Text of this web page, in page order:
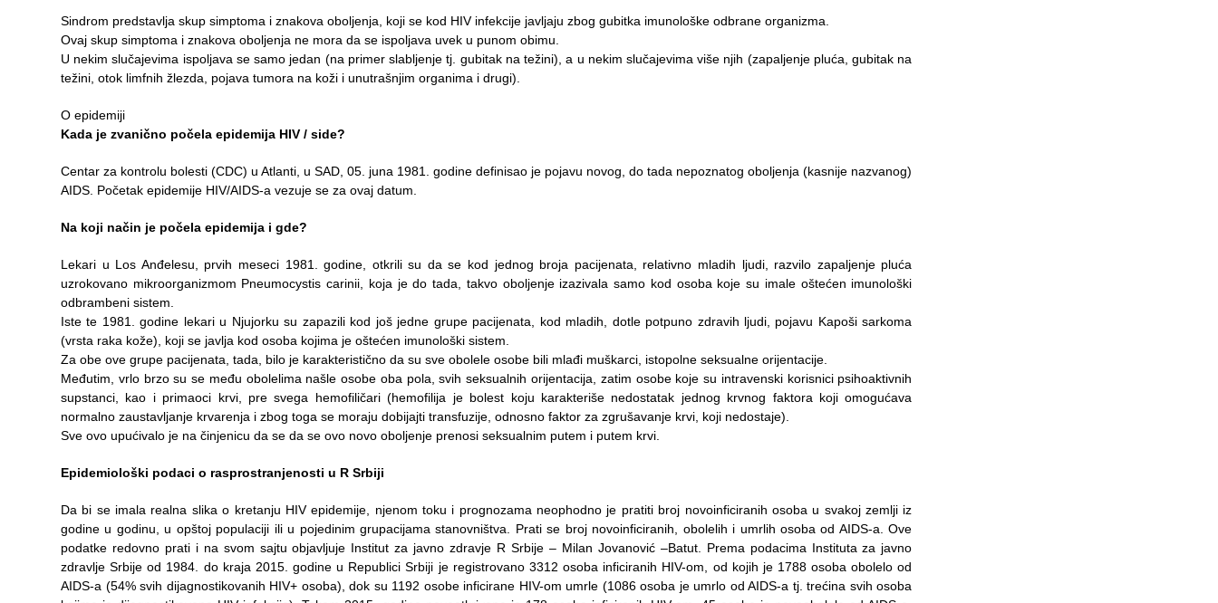
Sindrom predstavlja skup simptoma i znakova oboljenja, koji se kod HIV infekcije javljaju zbog gubitka imunološke odbrane organizma.
Ovaj skup simptoma i znakova oboljenja ne mora da se ispoljava uvek u punom obimu.
U nekim slučajevima ispoljava se samo jedan (na primer slabljenje tj. gubitak na težini), a u nekim slučajevima više njih (zapaljenje pluća, gubitak na
težini, otok limfnih žlezda, pojava tumora na koži i unutrašnjim organima i drugi).
O epidemiji
Kada je zvanično počela epidemija HIV / side?
Centar za kontrolu bolesti (CDC) u Atlanti, u SAD, 05. juna 1981. godine definisao je pojavu novog, do tada nepoznatog oboljenja (kasnije nazvanog)
AIDS. Početak epidemije HIV/AIDS-a vezuje se za ovaj datum.
Na koji način je počela epidemija i gde?
Lekari u Los Anđelesu, prvih meseci 1981. godine, otkrili su da se kod jednog broja pacijenata, relativno mladih ljudi, razvilo zapaljenje pluća
uzrokovano mikroorganizmom Pneumocystis carinii, koja je do tada, takvo oboljenje izazivala samo kod osoba koje su imale oštećen imunološki
odbrambeni sistem.
Iste te 1981. godine lekari u Njujorku su zapazili kod još jedne grupe pacijenata, kod mladih, dotle potpuno zdravih ljudi, pojavu Kapoši sarkoma
(vrsta raka kože), koji se javlja kod osoba kojima je oštećen imunološki sistem.
Za obe ove grupe pacijenata, tada, bilo je karakteristično da su sve obolele osobe bili mlađi muškarci, istopolne seksualne orijentacije.
Međutim, vrlo brzo su se među obolelima našle osobe oba pola, svih seksualnih orijentacija, zatim osobe koje su intravenski korisnici psihoaktivnih
supstanci, kao i primaoci krvi, pre svega hemofiličari (hemofilija je bolest koju karakteriše nedostatak jednog krvnog faktora koji omogućava
normalno zaustavljanje krvarenja i zbog toga se moraju dobijajti transfuzije, odnosno faktor za zgrušavanje krvi, koji nedostaje).
Sve ovo upućivalo je na činjenicu da se da se ovo novo oboljenje prenosi seksualnim putem i putem krvi.
Epidemiološki podaci o rasprostranjenosti u R Srbiji
Da bi se imala realna slika o kretanju HIV epidemije, njenom toku i prognozama neophodno je pratiti broj novoinficiranih osoba u svakoj zemlji iz
godine u godinu, u opštoj populaciji ili u pojedinim grupacijama stanovništva. Prati se broj novoinficiranih, obolelih i umrlih osoba od AIDS-a. Ove
podatke redovno prati i na svom sajtu objavljuje Institut za javno zdravje R Srbije – Milan Jovanović –Batut. Prema podacima Instituta za javno
zdravlje Srbije od 1984. do kraja 2015. godine u Republici Srbiji je registrovano 3312 osoba inficiranih HIV-om, od kojih je 1788 osoba obolelo od
AIDS-a (54% svih dijagnostikovanih HIV+ osoba), dok su 1192 osobe inficirane HIV-om umrle (1086 osoba je umrlo od AIDS-a tj. trećina svih osoba
dijagnostiku
Stacionar
socijalne
medicine sa
Služba za
ekonomsko-
tehničke i
druge slične
poslove
Informator
Finansije
/ javne
nabavke
zdravstvene
Dokumenta
ДОКУМЕНТА